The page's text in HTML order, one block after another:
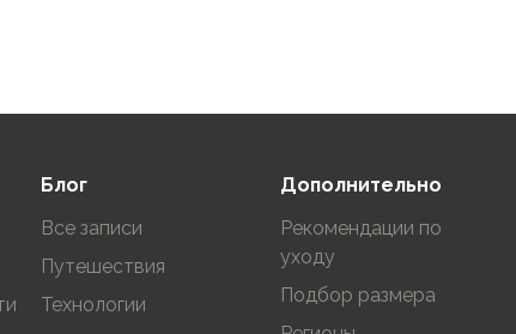
Блог
Все записи
Путешествия
Технологии
Дополнительно
Рекомендации по
уходу
Подбор размера